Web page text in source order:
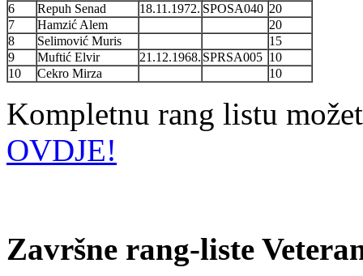
6
Repuh Senad 18.11.1972. SPOSA040 20
7
Hamzić Alem
20
8
Selimović Muris
15
9
Muftić Elvir 21.12.1968. SPRSA005 10
10
Cekro Mirza 10
Kompletnu rang listu
OVDJE!
Završne rang-liste